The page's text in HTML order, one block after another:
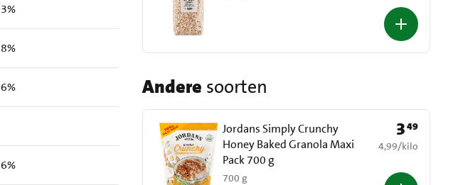
3%
8%
6%
6%
Andere soorten
Jordans Simply Crunchy
Honey Baked Granola Maxi
Pack 700 g
700 g
Prijs: € 3,49
349
€ 4,99 per kilo
4,99/kilo